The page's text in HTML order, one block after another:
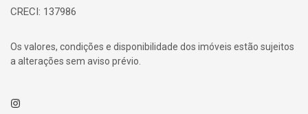
CRECI: 137986
Os valores, condições e disponibilidade dos imóveis estão sujeitos
a alterações sem aviso prévio.
Instagram